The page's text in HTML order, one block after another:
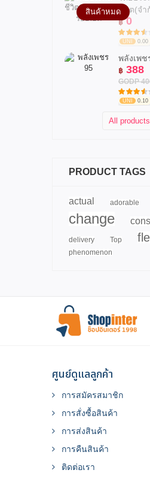
สินค้าหมด
฿ 0
UNI 0.00
พลังเพช
฿ 388
GODP
UNI 0.10
All products
PRODUCT TAGS
actual adorable
change
delivery Top
phenomenon
ศูนย์ดูแลลูกค้า
การสมัครสมาชิก
การสั่งซื้อสินค้า
การส่งสินค้า
การคืนสินค้า
ติดต่อเรา